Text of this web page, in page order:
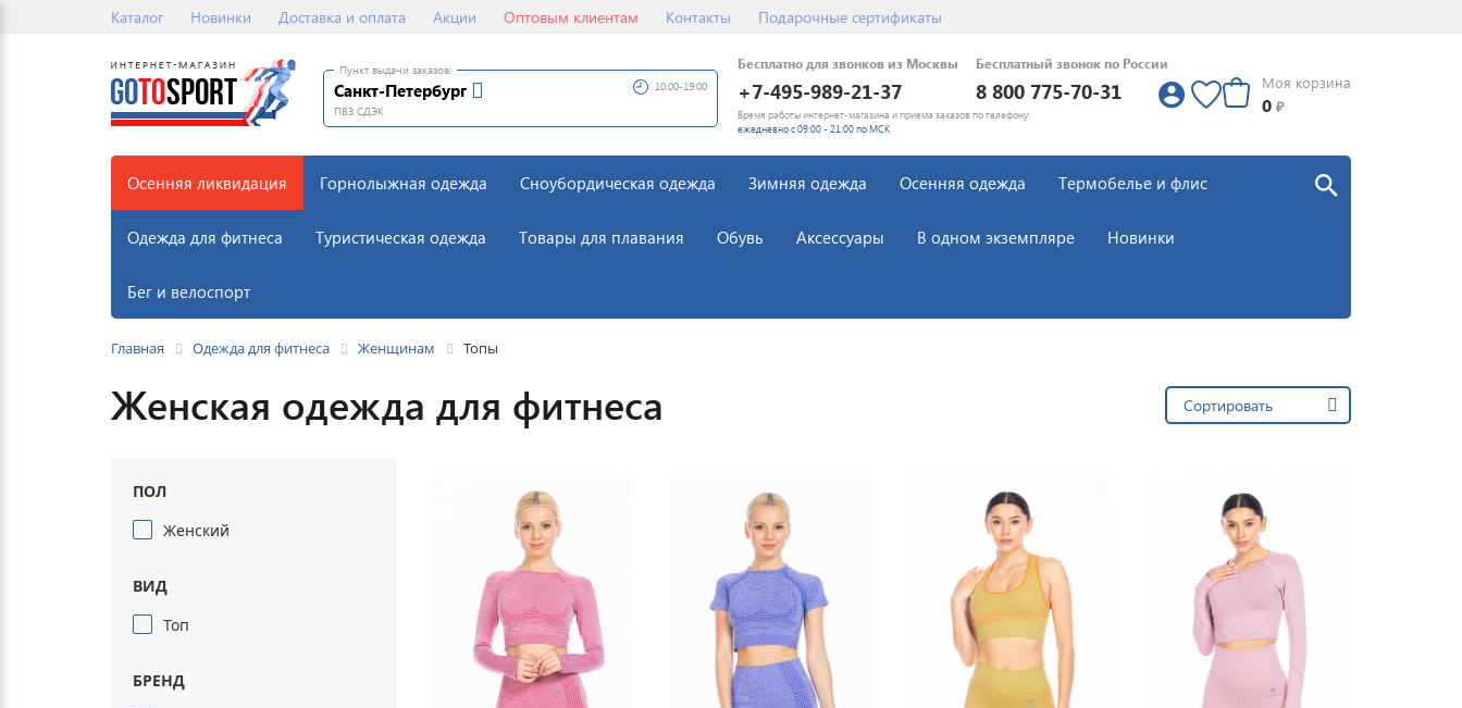
Каталог Новинки Доставка и оплата Акции Оптовым клиентам Контакты Подарочные сертификаты
Пункт выдачи заказов:
Санкт-Петербург
ПВЗ СДЭК
10:00-19:00
Бесплатно для звонков из Москвы
+7-495-989-21-37
Бесплатный звонок по России
8 800 775-70-31
Время работы интернет-магазина и приема заказов по телефону:
ежедневно с 09:00 - 21:00 по МСК
Моя корзина
0 ₽
Осенняя ликвидация Горнолыжная одежда Сноубордическая одежда Зимняя одежда Осенняя одежда Термобелье и флис
Одежда для фитнеса Туристическая одежда Товары для плавания Обувь Аксессуары В одном экземпляре Новинки
Бег и велоспорт
Главная Одежда для фитнеса Женщинам Топы
Сортировать
Женская одежда для фитнеса
ПОЛ
Женский
ВИД
Топ
БРЕНД